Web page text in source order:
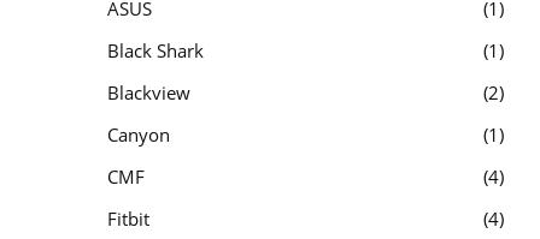
ASUS
1
Black Shark
1
Blackview
2
Canyon
1
CMF
4
Fitbit
4